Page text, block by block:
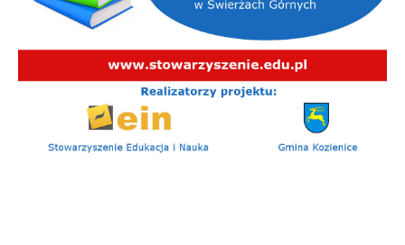
Firmy te działają w charakterze pośredników prezentujących nasze
treści w postaci wiadomości, ofert, komunikatów mediów